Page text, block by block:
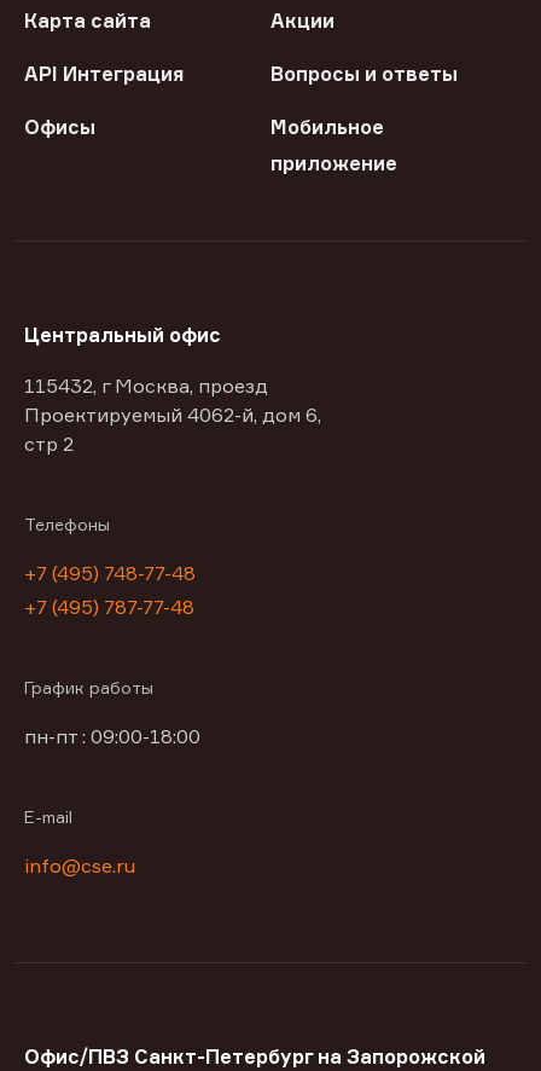
Карта сайта Акции
API Интеграция Вопросы и ответы
Офисы
Мобильное
приложение
Центральный офис
115432, г Москва, проезд
Проектируемый 4062-й, дом 6,
стр 2
Телефоны
+7 (495) 748-77-48
+7 (495) 787-77-48
График работы
пн-пт : 09:00-18:00
E-mail
info@cse.ru
Офис/ПВЗ Санкт-Петербург на Запорожской